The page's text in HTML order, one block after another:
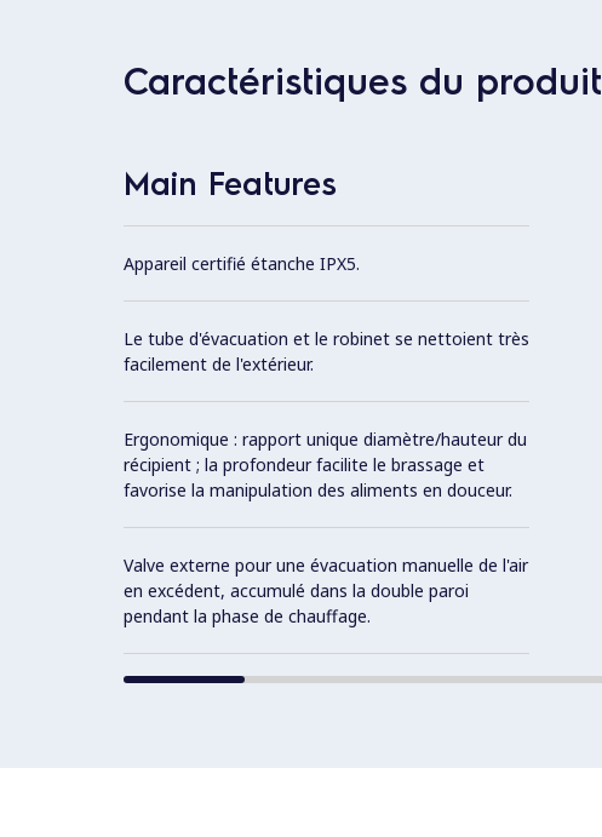
Caractéristiques du produit
Main Features
Appareil certifié étanche IPX5.
Le tube d'évacuation et le robinet se nettoient très
facilement de l'extérieur.
Ergonomique : rapport unique diamètre/hauteur du
récipient ; la profondeur facilite le brassage et
favorise la manipulation des aliments en douceur.
Valve externe pour une évacuation manuelle de l'air
en excédent, accumulé dans la double paroi
pendant la phase de chauffage.